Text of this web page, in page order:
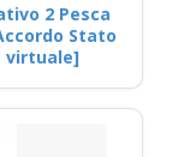
2 Pesca
Stato
virtuale]